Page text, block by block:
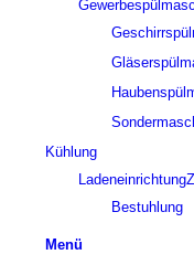
Kühlung
Ladeneinrichtung
Bestuhlung
Menü